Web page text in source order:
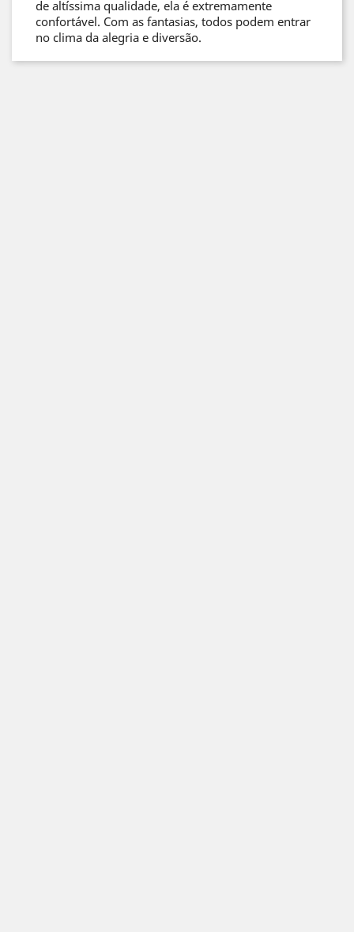
de altíssima qualidade, ela é extremamente
confortável. Com as fantasias, todos podem entrar
no clima da alegria e diversão.